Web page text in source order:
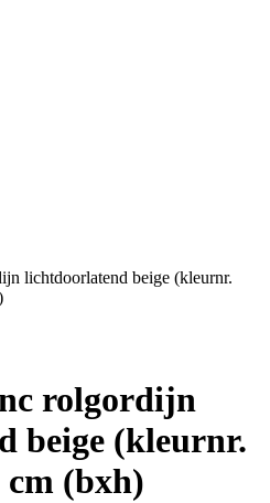
lichtdoorlatend beige (kleurnr.
rolgordijn
beige (kleurnr.
cm (bxh)